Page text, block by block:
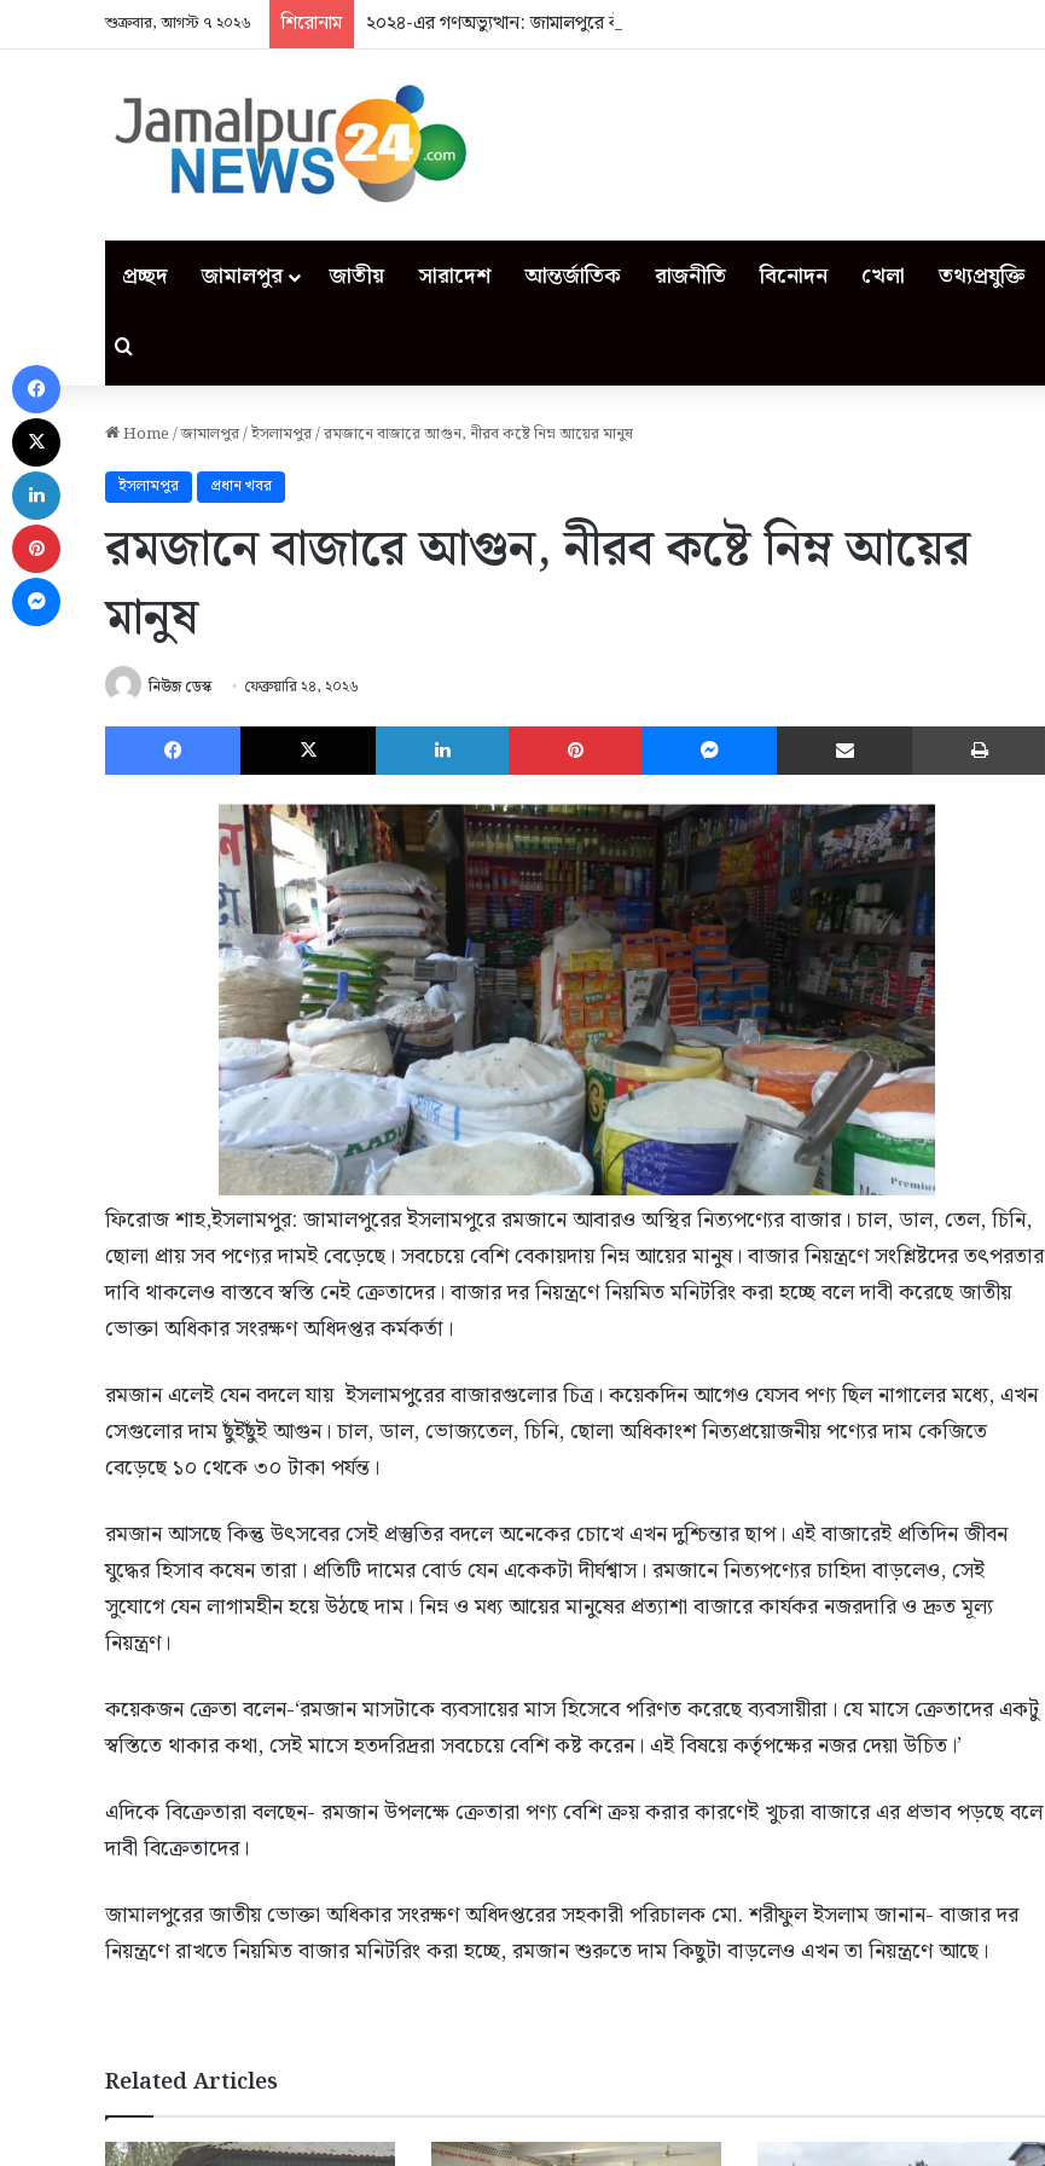
শুক্রবার, আগস্ট ৭ ২০২৬ শিরোনাম ২০২৪-এর গণঅভ্যুত্থান: জামালপুরে কী কী ঘটেছিল?
প্রচ্ছদ জামালপুর জাতীয় সারাদেশ আন্তর্জাতিক রাজনীতি বিনোদন খেলা তথ্যপ্রযুক্তি
Search for
Home/জামালপুর/ইসলামপুর/রমজানে বাজারে আগুন, নীরব কষ্টে নিম্ন আয়ের মানুষ
ইসলামপুর প্রধান খবর
রমজানে বাজারে আগুন, নীরব কষ্টে নিম্ন আয়ের
মানুষ
নিউজ ডেস্ক ফেব্রুয়ারি ২৪, ২০২৬
Facebook X LinkedIn Pinterest Messenger Share via Email
ফিরোজ শাহ,ইসলামপুর: জামালপুরের ইসলামপুরে রমজানে আবারও অস্থির নিত্যপণ্যের বাজার। চাল, ডাল, তেল, চিনি,
ছোলা প্রায় সব পণ্যের দামই বেড়েছে। সবচেয়ে বেশি বেকায়দায় নিম্ন আয়ের মানুষ। বাজার নিয়ন্ত্রণে সংশ্লিষ্টদের তৎপরতার
দাবি থাকলেও বাস্তবে স্বস্তি নেই ক্রেতাদের। বাজার দর নিয়ন্ত্রণে নিয়মিত মনিটরিং করা হচ্ছে বলে দাবী করেছে জাতীয়
ভোক্তা অধিকার সংরক্ষণ অধিদপ্তর কর্মকর্তা।
রমজান এলেই যেন বদলে যায় ইসলামপুরের বাজারগুলোর চিত্র। কয়েকদিন আগেও যেসব পণ্য ছিল নাগালের মধ্যে, এখন
সেগুলোর দাম ছুঁইছুঁই আগুন। চাল, ডাল, ভোজ্যতেল, চিনি, ছোলা অধিকাংশ নিত্যপ্রয়োজনীয় পণ্যের দাম কেজিতে
বেড়েছে ১০ থেকে ৩০ টাকা পর্যন্ত।
রমজান আসছে কিন্তু উৎসবের সেই প্রস্তুতির বদলে অনেকের চোখে এখন দুশ্চিন্তার ছাপ। এই বাজারেই প্রতিদিন জীবন
যুদ্ধের হিসাব কষেন তারা। প্রতিটি দামের বোর্ড যেন একেকটা দীর্ঘশ্বাস। রমজানে নিত্যপণ্যের চাহিদা বাড়লেও, সেই
সুযোগে যেন লাগামহীন হয়ে উঠছে দাম। নিম্ন ও মধ্য আয়ের মানুষের প্রত্যাশা বাজারে কার্যকর নজরদারি ও দ্রুত মূল্য
নিয়ন্ত্রণ।
কয়েকজন ক্রেতা বলেন-‘রমজান মাসটাকে ব্যবসায়ের মাস হিসেবে পরিণত করেছে ব্যবসায়ীরা। যে মাসে ক্রেতাদের একটু
স্বস্তিতে থাকার কথা, সেই মাসে হতদরিদ্ররা সবচেয়ে বেশি কষ্ট করেন। এই বিষয়ে কর্তৃপক্ষের নজর দেয়া উচিত।’
এদিকে বিক্রেতারা বলছেন- রমজান উপলক্ষে ক্রেতারা পণ্য বেশি ক্রয় করার কারণেই খুচরা বাজারে এর প্রভাব পড়ছে বলে
দাবী বিক্রেতাদের।
জামালপুরের জাতীয় ভোক্তা অধিকার সংরক্ষণ অধিদপ্তরের সহকারী পরিচালক মো. শরীফুল ইসলাম জানান- বাজার দর
নিয়ন্ত্রণে রাখতে নিয়মিত বাজার মনিটরিং করা হচ্ছে, রমজান শুরুতে দাম কিছুটা বাড়লেও এখন তা নিয়ন্ত্রণে আছে।
Related Articles
Facebook
LinkedIn